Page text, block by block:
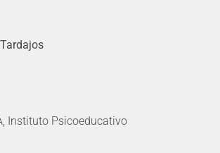
Instituto Psicoeducativo